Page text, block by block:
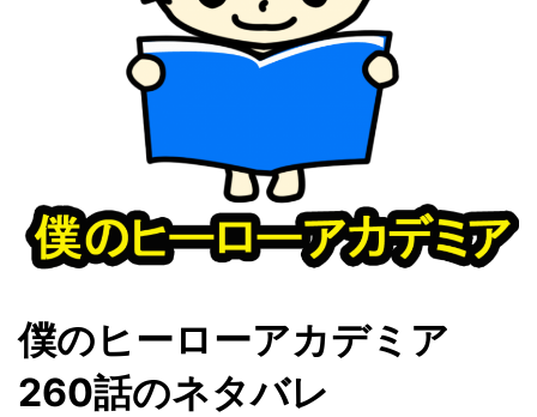
僕のヒーローアカデミア
260話のネタバレ